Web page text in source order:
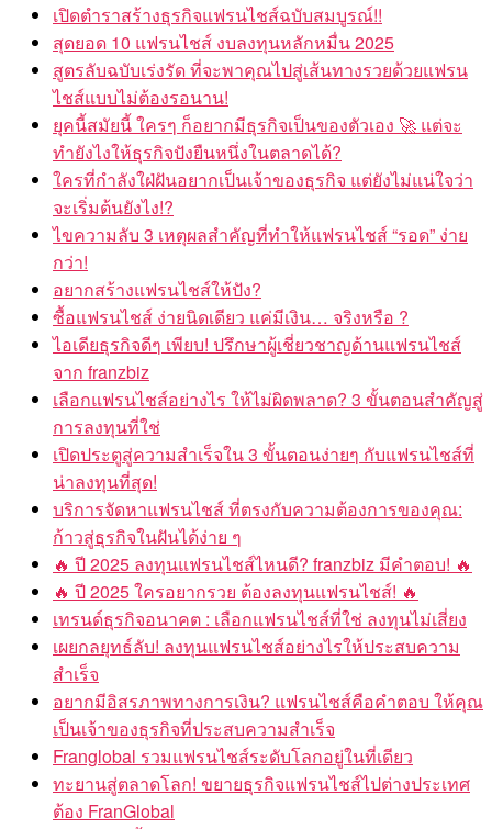
เปิดตำราสร้างธุรกิจแฟรนไชส์ฉบับสมบูรณ์!!
สุดยอด 10 แฟรนไชส์ งบลงทุนหลักหมื่น 2025
สูตรลับฉบับเร่งรัด ที่จะพาคุณไปสู่เส้นทางรวยด้วยแฟรน
ไชส์แบบไม่ต้องรอนาน!
ยุคนี้สมัยนี้ ใครๆ ก็อยากมีธุรกิจเป็นของตัวเอง 🚀 แต่จะ
ทำยังไงให้ธุรกิจปังยืนหนึ่งในตลาดได้?
ใครที่กำลังใฝ่ฝันอยากเป็นเจ้าของธุรกิจ แต่ยังไม่แน่ใจว่า
จะเริ่มต้นยังไง!?
ไขความลับ 3 เหตุผลสำคัญที่ทำให้แฟรนไชส์ “รอด” ง่าย
กว่า!
อยากสร้างแฟรนไชส์ให้ปัง?
ซื้อแฟรนไชส์ ง่ายนิดเดียว แค่มีเงิน… จริงหรือ ?
ไอเดียธุรกิจดีๆ เพียบ! ปรึกษาผู้เชี่ยวชาญด้านแฟรนไชส์
จาก franzbiz
เลือกแฟรนไชส์อย่างไร ให้ไม่ผิดพลาด? 3 ขั้นตอนสำคัญสู่
การลงทุนที่ใช่
เปิดประตูสู่ความสำเร็จใน 3 ขั้นตอนง่ายๆ กับแฟรนไชส์ที่
น่าลงทุนที่สุด!
บริการจัดหาแฟรนไชส์ ที่ตรงกับความต้องการของคุณ:
ก้าวสู่ธุรกิจในฝันได้ง่าย ๆ
🔥 ปี 2025 ลงทุนแฟรนไชส์ไหนดี? franzbiz มีคำตอบ! 🔥
🔥 ปี 2025 ใครอยากรวย ต้องลงทุนแฟรนไชส์! 🔥
เทรนด์ธุรกิจอนาคต : เลือกแฟรนไชส์ที่ใช่ ลงทุนไม่เสี่ยง
เผยกลยุทธ์ลับ! ลงทุนแฟรนไชส์อย่างไรให้ประสบความ
สำเร็จ
อยากมีอิสรภาพทางการเงิน? แฟรนไชส์คือคำตอบ ให้คุณ
เป็นเจ้าของธุรกิจที่ประสบความสำเร็จ
Franglobal รวมแฟรนไชส์ระดับโลกอยู่ในที่เดียว
ทะยานสู่ตลาดโลก! ขยายธุรกิจแฟรนไชส์ไปต่างประเทศ
ต้อง FranGlobal